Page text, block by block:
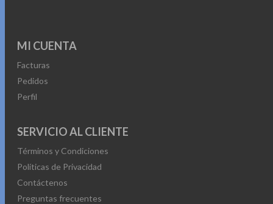
sin cables y con control preciso en cada movimiento.
MI CUENTA
Facturas
Pedidos
Perfil
SERVICIO AL CLIENTE
Términos y Condiciones
Políticas de Privacidad
Contáctenos
Preguntas frecuentes